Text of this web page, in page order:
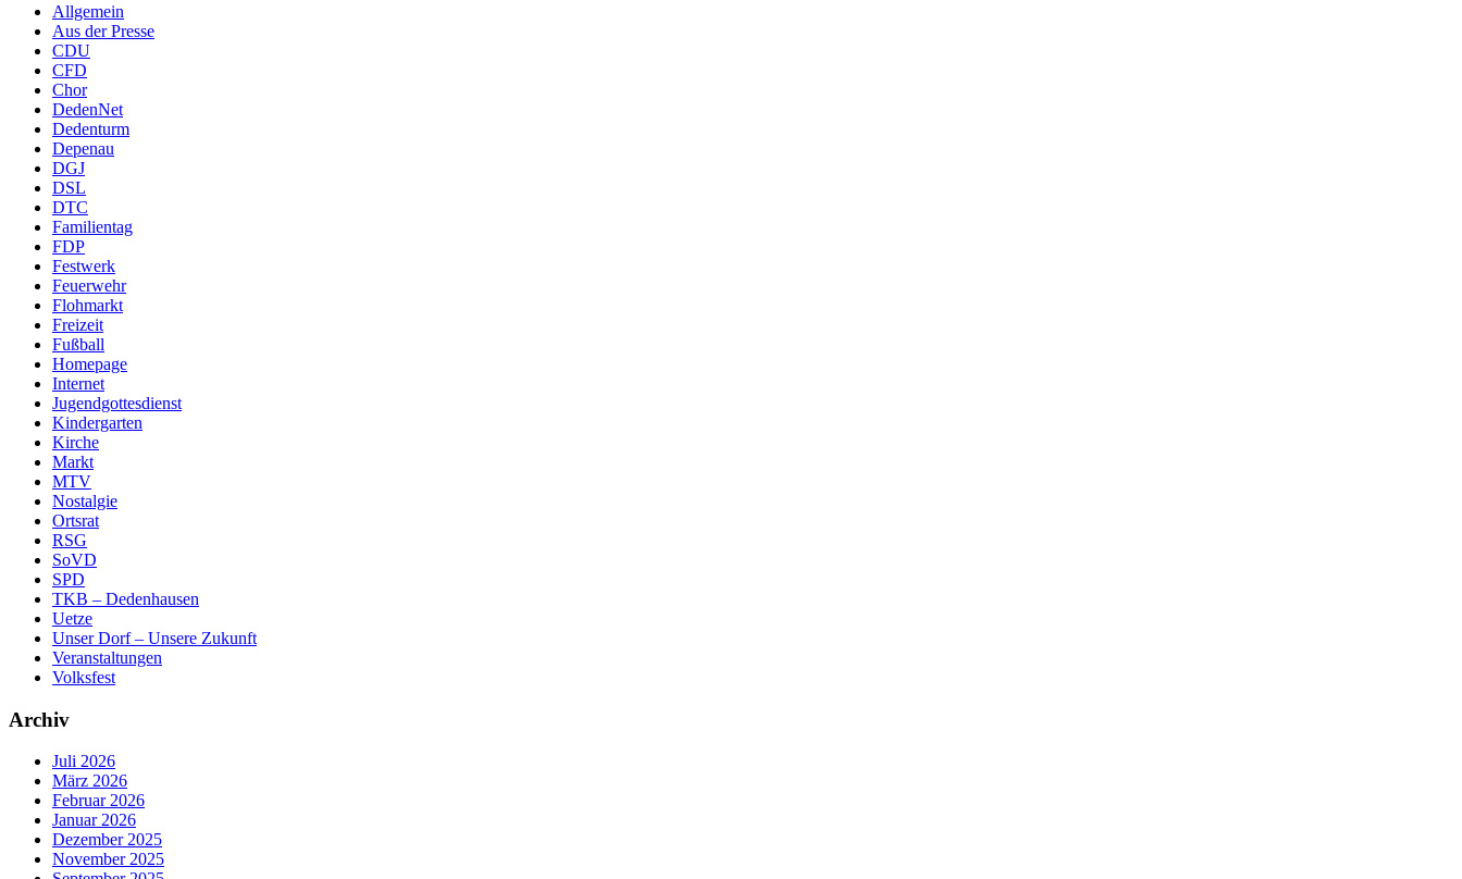
Allgemein
Aus der Presse
CDU
CFD
Chor
DedenNet
Dedenturm
Depenau
DGJ
DSL
DTC
Familientag
FDP
Festwerk
Feuerwehr
Flohmarkt
Freizeit
Fußball
Homepage
Internet
Jugendgottesdienst
Kindergarten
Kirche
Markt
MTV
Nostalgie
Ortsrat
RSG
SoVD
SPD
TKB – Dedenhausen
Uetze
Unser Dorf – Unsere Zukunft
Veranstaltungen
Volksfest
Archiv
Juli 2026
März 2026
Februar 2026
Januar 2026
Dezember 2025
November 2025